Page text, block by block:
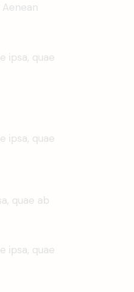
ipsa, quae
ipsa, quae
quae ab
ipsa, quae